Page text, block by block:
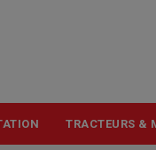
TRACTEURS &